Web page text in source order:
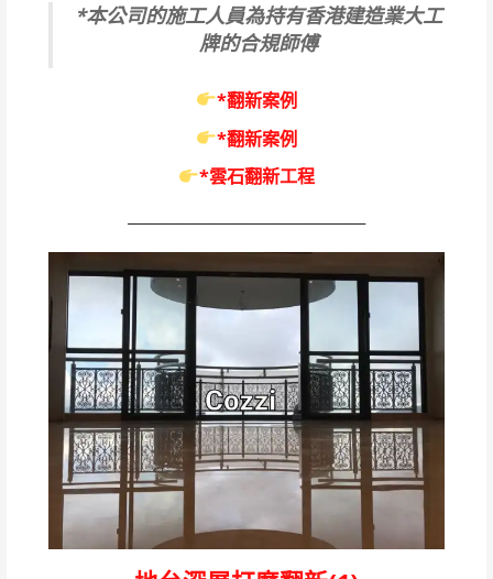
*本公司的施工人員為持有香港建造業大工
牌的合規師傅
*翻新案例
*翻新案例
*雲石翻新工程